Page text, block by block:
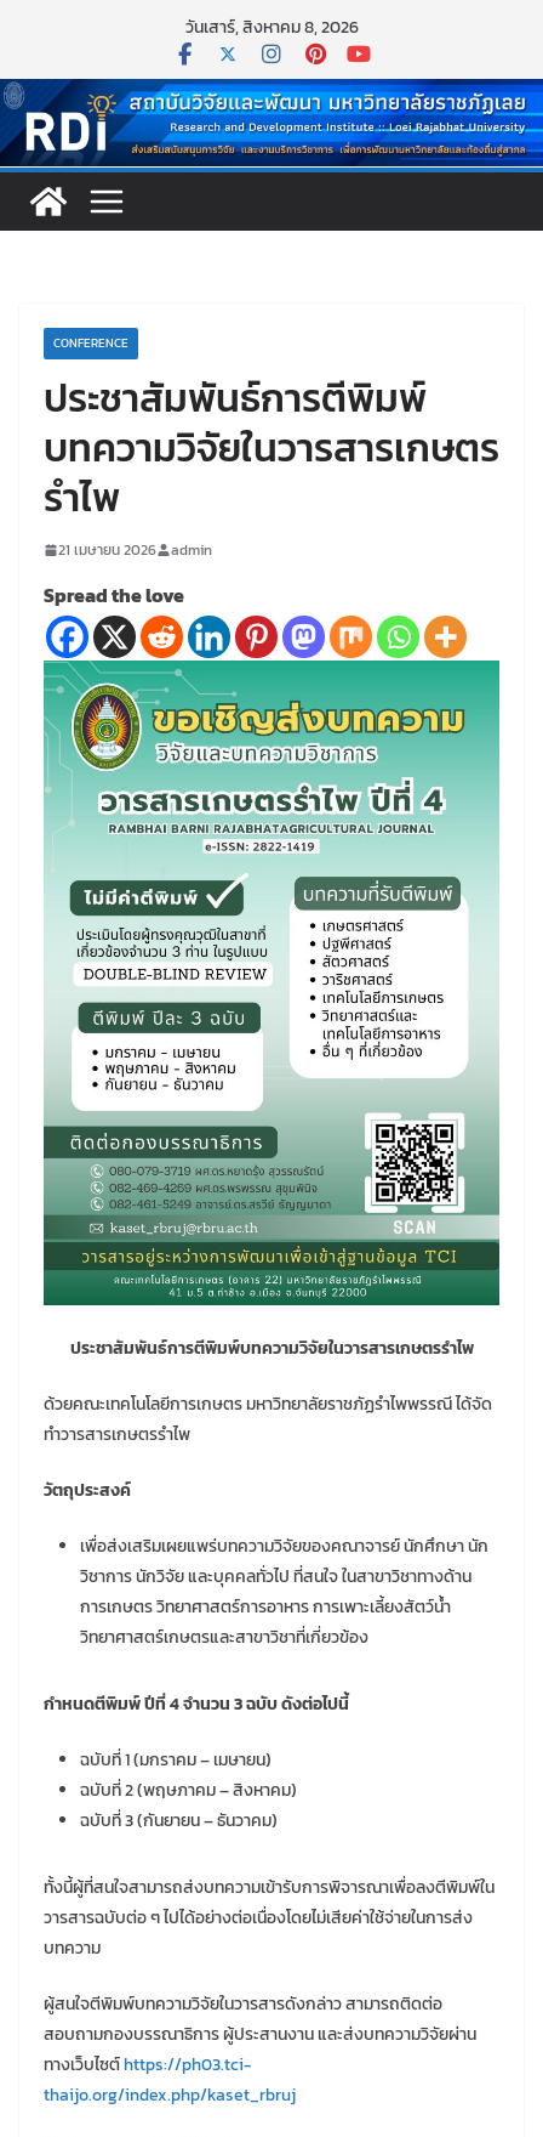
content
วันเสาร์, สิงหาคม 8, 2026
CONFERENCE
ประชาสัมพันธ์การตีพิมพ์
บทความวิจัยในวารสารเกษตร
รำไพ
21 เมษายน 2026 admin
Spread the love
ประชาสัมพันธ์การตีพิมพ์บทความวิจัยในวารสารเกษตรรำไพ
ด้วยคณะเทคโนโลยีการเกษตร มหาวิทยาลัยราชภัฏรำไพพรรณี ได้จัด
ทำวารสารเกษตรรำไพ
วัตถุประสงค์
เพื่อส่งเสริมเผยแพร่บทความวิจัยของคณาจารย์ นักศึกษา นัก
วิชาการ นักวิจัย และบุคคลทั่วไป ที่สนใจ ในสาขาวิชาทางด้าน
การเกษตร วิทยาศาสตร์การอาหาร การเพาะเลี้ยงสัตว์น้ำ
วิทยาศาสตร์เกษตรและสาขาวิชาที่เกี่ยวข้อง
กำหนดตีพิมพ์ ปีที่ 4 จำนวน 3 ฉบับ ดังต่อไปนี้
ฉบับที่ 1 (มกราคม – เมษายน)
ฉบับที่ 2 (พฤษภาคม – สิงหาคม)
ฉบับที่ 3 (กันยายน – ธันวาคม)
ทั้งนี้ผู้ที่สนใจสามารถส่งบทความเข้ารับการพิจารณาเพื่อลงตีพิมพ์ใน
วารสารฉบับต่อ ๆ ไปได้อย่างต่อเนื่องโดยไม่เสียค่าใช้จ่ายในการส่ง
บทความ
ผู้สนใจตีพิมพ์บทความวิจัยในวารสารดังกล่าว สามารถติดต่อ
สอบถามกองบรรณาธิการ ผู้ประสานงาน และส่งบทความวิจัยผ่าน
ทางเว็บไซต์https://ph03.tci-
thaijo.org/index.php/kaset_rbruj